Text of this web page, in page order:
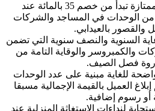
توفير صفقات سعرية ممتازة تبدأ من خصم 35 بالمائة عند
من الوحدات في المساجد والشركات
والقصور بالعيدابي.
السنوية والنصف سنوية التي تضمن
والكمبروسر والوقاية التامة من
فصل الصيف.
للغاية مبنية على عدد الوحدات
العميل بالقيمة الإجمالية مسبقا
أو رسوم إضافية.
لنداءات الاستغاثة المنزلية عند